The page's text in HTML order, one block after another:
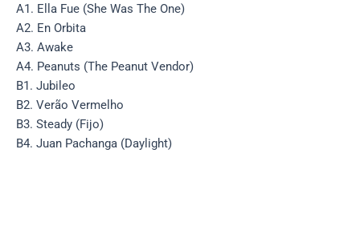
A1. Ella Fue (She Was The One)
A2. En Orbita
A3. Awake
A4. Peanuts (The Peanut Vendor)
B1. Jubileo
B2. Verão Vermelho
B3. Steady (Fijo)
B4. Juan Pachanga (Daylight)